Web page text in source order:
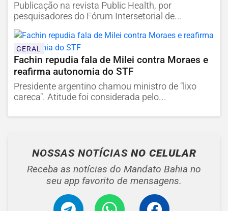
Publicação na revista Public Health, por
pesquisadores do Fórum Intersetorial de...
GERAL
Fachin repudia fala de Milei contra Moraes e
reafirma autonomia do STF
Presidente argentino chamou ministro de "lixo
careca". Atitude foi considerada pelo...
NOSSAS NOTÍCIAS NO CELULAR
Receba as notícias do Mandato Bahia no
seu app favorito de mensagens.